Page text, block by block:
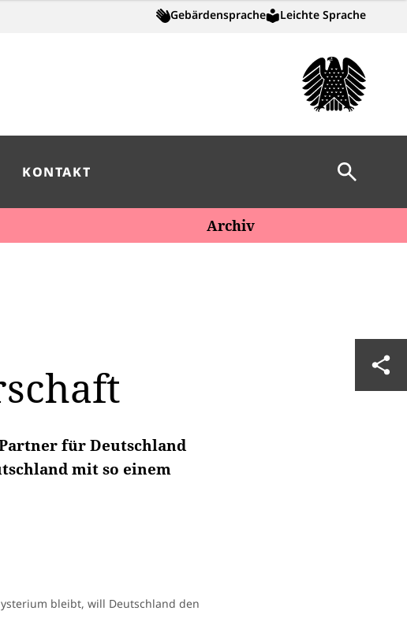
Gebärdensprache Leichte Sprache
KONTAKT Suche
Archiv
für Deutschland
mit so einem
bleibt, will Deutschland den